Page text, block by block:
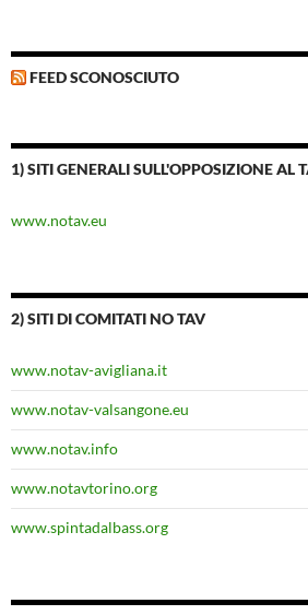
FEED SCONOSCIUTO
1) SITI GENERALI SULL'OPPOSIZIONE AL
www.notav.eu
2) SITI DI COMITATI NO TAV
www.notav-avigliana.it
www.notav-valsangone.eu
www.notav.info
www.notavtorino.org
www.spintadalbass.org